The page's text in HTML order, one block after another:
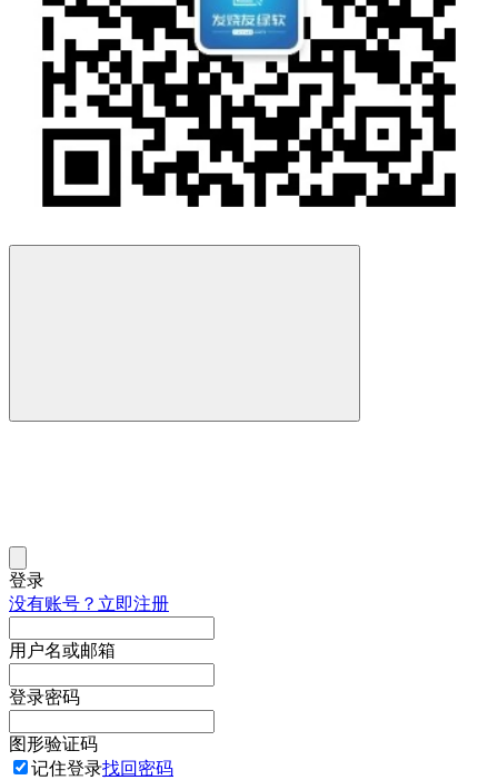
登录
没有账号？立即注册
用户名或邮箱
登录密码
图形验证码
记住登录找回密码